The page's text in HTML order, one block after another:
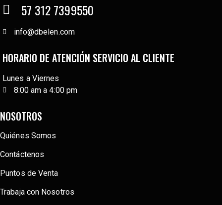
57 312 7399550
info@dbelen.com
HORARIO DE ATENCIÓN SERVICIO AL CLIENTE
Lunes a Viernes
8:00 am a 4:00 pm
NOSOTROS
Quiénes Somos
Contáctenos
Puntos de Venta
Trabaja con Nosotros